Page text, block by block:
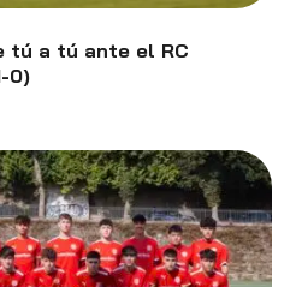
tú a tú ante el RC
0)